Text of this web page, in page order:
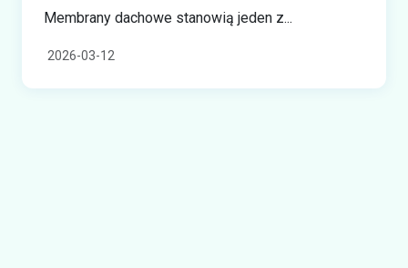
Membrany dachowe stanowią jeden z...
2026-03-12